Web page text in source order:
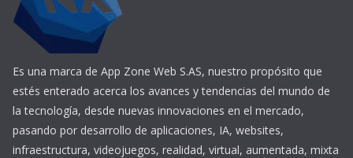
Es una marca de App Zone Web S.AS, nuestro propósito que
estés enterado acerca los avances y tendencias del mundo de
la tecnología, desde nuevas innovaciones en el mercado,
pasando por desarrollo de aplicaciones, IA, websites,
infraestructura, videojuegos, realidad, virtual, aumentada, mixta